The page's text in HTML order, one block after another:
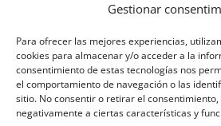
Gestionar
Para ofrecer las mejores experiencias,
cookies para almacenar y/o acceder a la
consentimiento de estas tecnologías nos
el comportamiento de navegación o las
sitio. No consentir o retirar el
negativamente a ciertas características y